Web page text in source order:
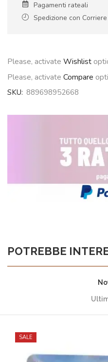
Pagamenti rateali
Spedizione con
Please, activate Wishlist
Please, activate Compare
SKU: 889698952668
POTREBBE
SALE